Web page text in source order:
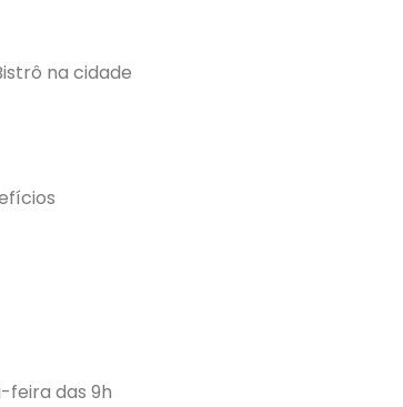
na cidade
feira das 9h